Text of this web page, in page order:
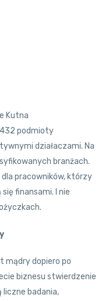
Kutna
podmioty
działaczami. Na
branżach.
pracowników, którzy
finansami. I nie
mądry dopiero po
biznesu stwierdzenie
liczne badania,